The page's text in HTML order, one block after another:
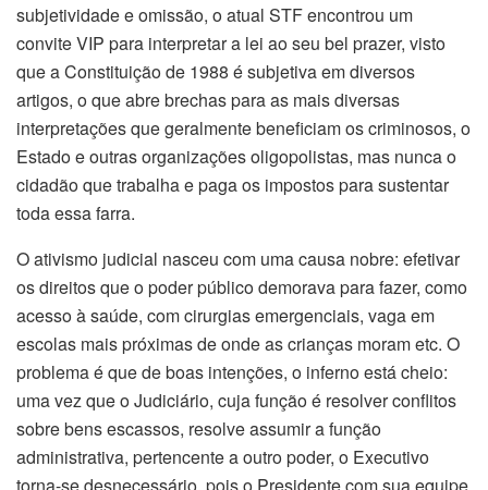
subjetividade e omissão, o atual STF encontrou um
convite VIP para interpretar a lei ao seu bel prazer, visto
que a Constituição de 1988 é subjetiva em diversos
artigos, o que abre brechas para as mais diversas
interpretações que geralmente beneficiam os criminosos, o
Estado e outras organizações oligopolistas, mas nunca o
cidadão que trabalha e paga os impostos para sustentar
toda essa farra.
O ativismo judicial nasceu com uma causa nobre: efetivar
os direitos que o poder público demorava para fazer, como
acesso à saúde, com cirurgias emergenciais, vaga em
escolas mais próximas de onde as crianças moram etc. O
problema é que de boas intenções, o inferno está cheio:
uma vez que o Judiciário, cuja função é resolver conflitos
sobre bens escassos, resolve assumir a função
administrativa, pertencente a outro poder, o Executivo
torna-se desnecessário, pois o Presidente com sua equipe